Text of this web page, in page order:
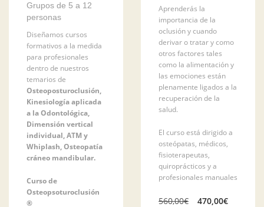
Grupos de 5 a 12
personas
Diseñamos cursos
formativos a la medida
para profesionales
dentro de nuestros
temarios de
Osteoposturoclusión,
Kinesiología aplicada
a la Odontológica,
Dimensión vertical
individual, ATM y
Whiplash, Osteopatía
cráneo mandibular.
Curso de
Osteopsoturoclusión
®
Aprenderás la
importancia de la
oclusión y cuando
derivar o tratar y como
otros factores tales
como la alimentación y
las emociones están
plenamente ligados a la
recuperación de la
salud.
El curso está dirigido a
osteópatas, médicos,
fisioterapeutas,
quiroprácticos y a
profesionales manuales
560,00€ El
470,00€